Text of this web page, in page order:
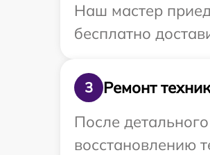
Наш мастер
бесплатно
3
Ремонт
После
восстановлению